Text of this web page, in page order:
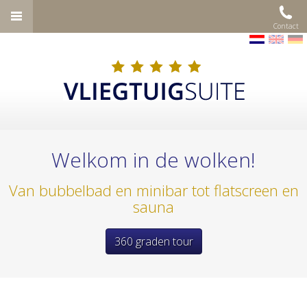
Contact
Welkom in de wolken!
Van bubbelbad en minibar tot flatscreen en
sauna
360 graden tour